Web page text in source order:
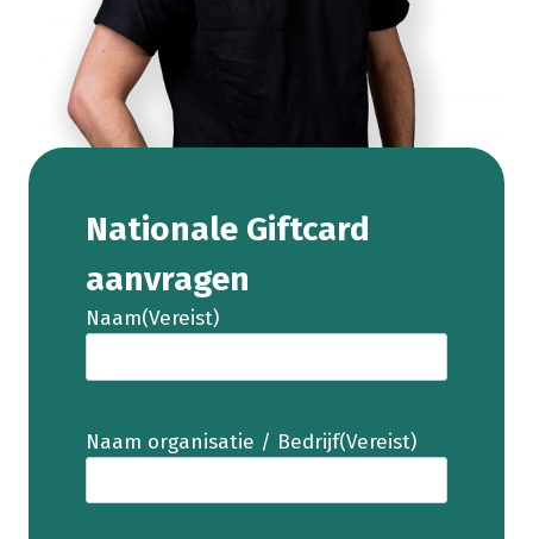
Nationale Giftcard
aanvragen
Naam(Vereist)
Naam organisatie / Bedrijf(Vereist)